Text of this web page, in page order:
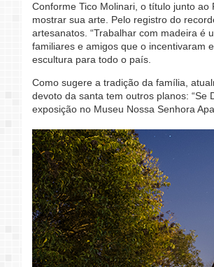
Conforme Tico Molinari, o título junto
mostrar sua arte. Pelo registro do
artesanatos. “Trabalhar com madeira é
familiares e amigos que o incentivaram
escultura para todo o país.
Como sugere a tradição da família,
devoto da santa tem outros planos: “Se
exposição no Museu Nossa Senhora